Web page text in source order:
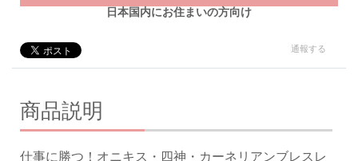
日本国内にお住まいの方向け
通報する
商品説明
仕事に勝つ！オニキス・四神・カーネリアンブレスレ